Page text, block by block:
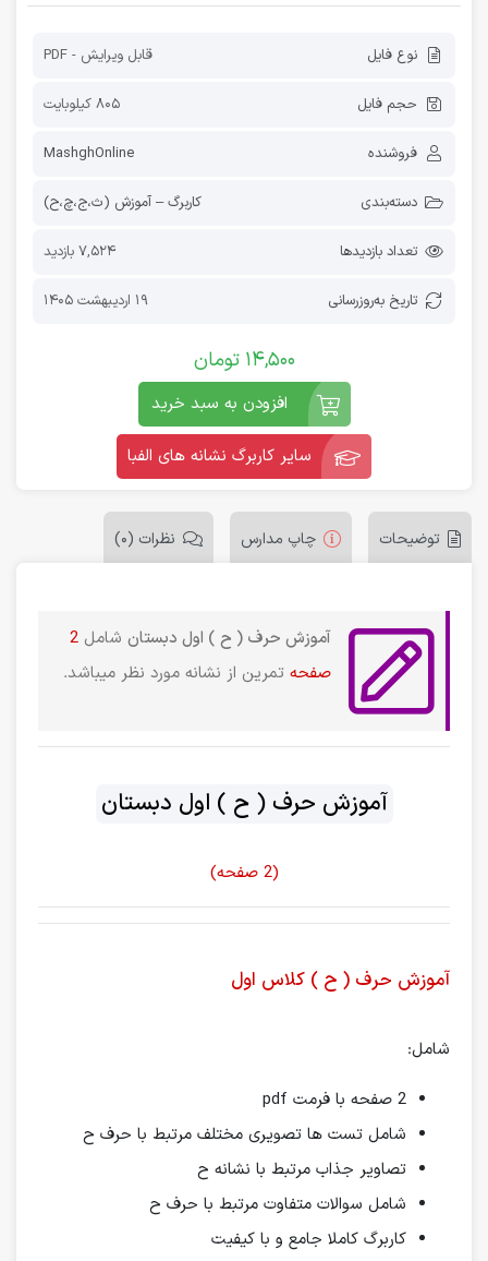
نوع فایل قابل ویرایش - PDF
حجم فایل 805 کیلوبایت
فروشنده MashghOnline
دسته‌بندی کاربرگ – آموزش (ث،ج،چ،ح)
تعداد بازدیدها 7,524 بازدید
تاریخ به‌روز‌رسانی 19 اردیبهشت 1405
14,500 تومان
افزودن به سبد خرید
سایر کاربرگ نشانه های الفبا
توضیحات چاپ مدارس نظرات (0)
آموزش حرف ( ح ) اول دبستان شامل 2
صفحه تمرین از نشانه مورد نظر میباشد.
آموزش حرف ( ح ) اول دبستان
(2 صفحه)
آموزش حرف ( ح ) کلاس اول
شامل:
2 صفحه با فرمت pdf
شامل تست ها تصویری مختلف مرتبط با حرف ح
تصاویر جذاب مرتبط با نشانه ح
شامل سوالات متفاوت مرتبط با حرف ح
کاربرگ کاملا جامع و با کیفیت